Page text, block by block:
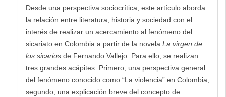
Desde una perspectiva sociocrítica, este artículo aborda
la relación entre literatura, historia y sociedad con el
interés de realizar un acercamiento al fenómeno del
sicariato en Colombia a partir de la novela La virgen de
los sicarios de Fernando Vallejo. Para ello, se realizan
tres grandes acápites. Primero, una perspectiva general
del fenómeno conocido como “La violencia” en Colombia;
segundo, una explicación breve del concepto de